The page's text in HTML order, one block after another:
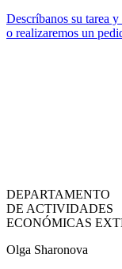
Descríbanos su tarea
o realizaremos un
DEPARTAMENTO
DE ACTIVIDADES
ECONÓMICAS
Olga Sharonova